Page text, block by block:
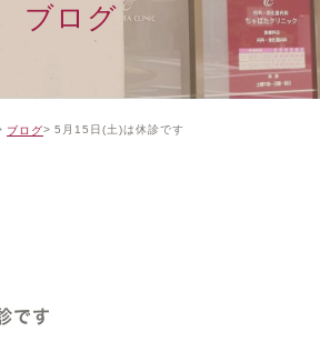
ブログ
ブログ 5月15日(土)は休診です
です